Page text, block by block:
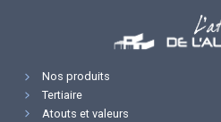
Nos produits
Tertiaire
Atouts et valeurs